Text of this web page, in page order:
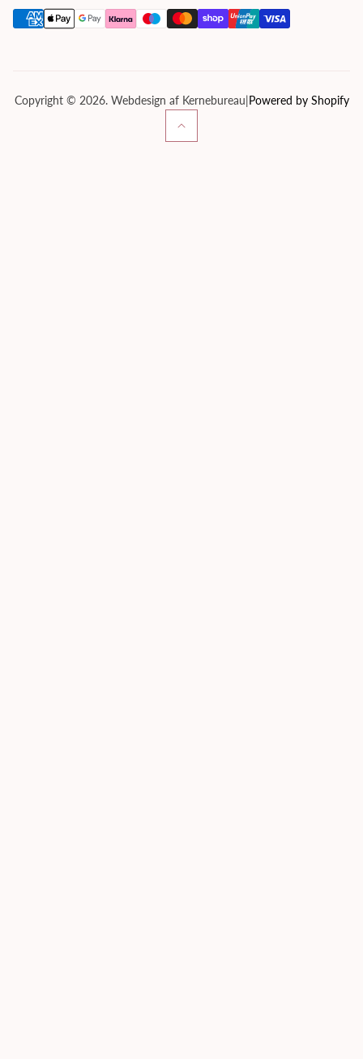
Om os
Copyright © 2026. Webdesign af Kernebureau|Powered by Shopify